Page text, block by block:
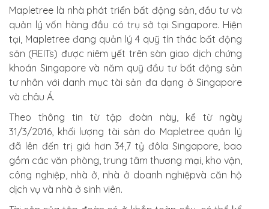
Mapletree là nhà phát triển bất động sản, đầu tư và
quản lý vốn hàng đầu có trụ sở tại Singapore. Hiện
tại, Mapletree đang quản lý 4 quỹ tín thác bất động
sản (REITs) được niêm yết trên sàn giao dịch chứng
khoán Singapore và năm quỹ đầu tư bất động sản
tư nhân với danh mục tài sản đa dạng ở Singapore
và châu Á.
Theo thông tin từ tập đoàn này, kể từ ngày
31/3/2016, khối lượng tài sản do Mapletree quản lý
đã lên đến trị giá hơn 34,7 tỷ đôla Singapore, bao
gồm các văn phòng, trung tâm thương mại, kho vận,
công nghiệp, nhà ở, nhà ở doanh nghiệpvà căn hộ
dịch vụ và nhà ở sinh viên.